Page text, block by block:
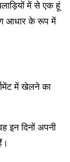
में से एक हूं
आधार के रूप में
में खेलने का
इन दिनों अपनी